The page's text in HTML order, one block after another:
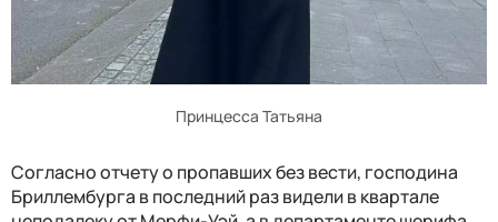
Принцесса Татьяна
Согласно отчету о пропавших без вести, господина
Бриллембурга в последний раз видели в квартале